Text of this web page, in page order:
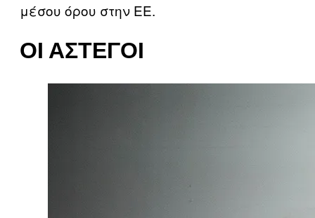
μέσου όρου στην ΕΕ.
ΟΙ ΆΣΤΕΓΟΙ